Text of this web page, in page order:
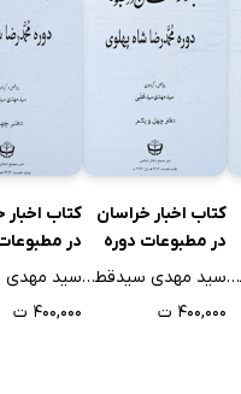
سید مهدی سیدقطبی
کتاب اخبار خراسان
در مطبوعات دوره
محمدرضا شاه
یکم
سید مهدی سیدقطبی
۴۰۰,۰۰۰ ت
کتاب
در
محمدرضا
۴۰۰,۰۰۰ ت